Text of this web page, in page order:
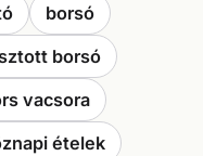
borsó
borsó
vacsora
ételek